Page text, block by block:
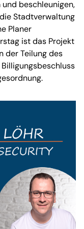
beschleunigen,
Stadtverwaltung
Planer
ist das Projekt
der Teilung des